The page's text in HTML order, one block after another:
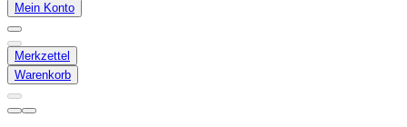
Mein Konto
Merkzettel
Warenkorb